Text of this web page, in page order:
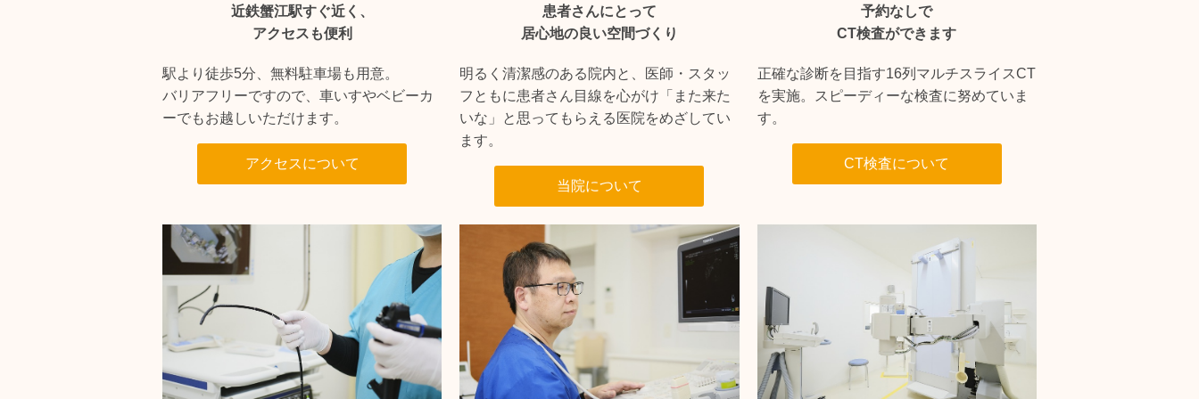
近鉄蟹江駅すぐ近く、
アクセスも便利
駅より徒歩5分、無料駐車場も用意。
バリアフリーですので、車いすやベビーカ
ーでもお越しいただけます。
アクセスについて
患者さんにとって
居心地の良い空間づくり
明るく清潔感のある院内と、医師・スタッ
フともに患者さん目線を心がけ「また来た
いな」と思ってもらえる医院をめざしてい
ます。
当院について
予約なしで
CT検査ができます
正確な診断を目指す16列マルチスライスCT
を実施。スピーディーな検査に努めていま
す。
CT検査について